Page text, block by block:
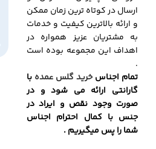
ارسال در کوتاه ترین زمان ممکن
و ارائه بالاترین کیفیت و خدمات
به مشتریان عزیز همواره در
اهداف این مجموعه بوده است
.
تمام اجناسخرید گلس عمده با
گارانتی ارائه می شود و در
صورت وجود نقص و ایراد در
جنس با کمال احترام اجناس
شما را پس میگیریم .